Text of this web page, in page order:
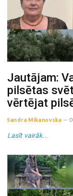
Jautājam:
pilsētas
vērtējat
Sandra Mikanovska --
Lasīt vairāk...